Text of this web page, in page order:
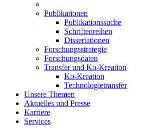
Publikationen
Publikationssuche
Schriftenreihen
Dissertationen
Forschungsstrategie
Forschungsdaten
Transfer und Ko-Kreation
Ko-Kreation
Technologietransfer
Unsere Themen
Aktuelles und Presse
Karriere
Services